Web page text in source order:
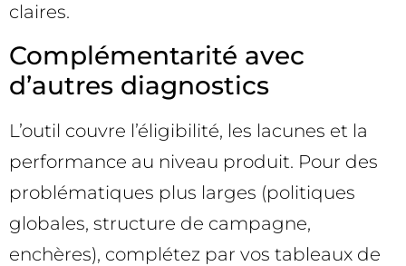
claires.
Complémentarité avec
d’autres diagnostics
L’outil couvre l’éligibilité, les lacunes et la
performance au niveau produit. Pour des
problématiques plus larges (politiques
globales, structure de campagne,
enchères), complétez par vos tableaux de